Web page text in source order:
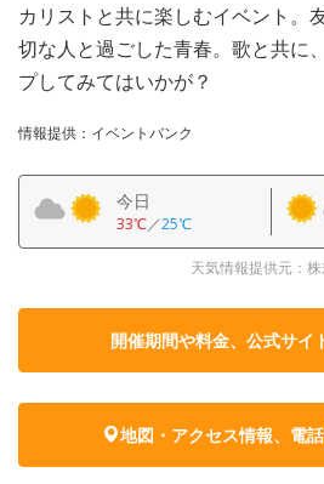
カリストと共に楽しむイベント。
切な人と過ごした青春。歌と共に
プしてみてはいかが？
情報提供：イベントバンク
今日
33℃／25℃
天気情報提供元：
開催期間や料金、公式サイ
地図・アクセス情報、電